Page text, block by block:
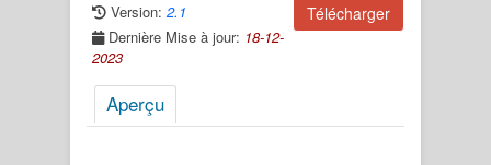
Télécharger
Version: 2.1
Dernière Mise à jour: 18-12-
2023
Aperçu